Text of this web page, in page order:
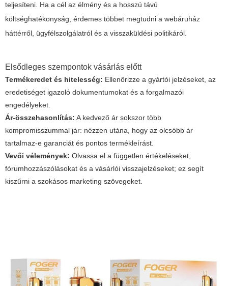
teljesíteni. Ha a cél az élmény és a hosszú távú
költséghatékonyság, érdemes többet megtudni a webáruház
háttérről, ügyfélszolgálatról és a visszaküldési politikáról.
Elsődleges szempontok vásárlás előtt
Termékeredet és hitelesség: Ellenőrizze a gyártói jelzéseket, az
eredetiséget igazoló dokumentumokat és a forgalmazói
engedélyeket.
Ár-összehasonlítás: A kedvező ár sokszor több
kompromisszummal jár: nézzen utána, hogy az olcsóbb ár
tartalmaz-e garanciát és pontos termékleírást.
Vevői vélemények: Olvassa el a független értékeléseket,
fórumhozzászólásokat és a vásárlói visszajelzéseket; ez segít
kiszűrni a szokásos marketing szövegeket.